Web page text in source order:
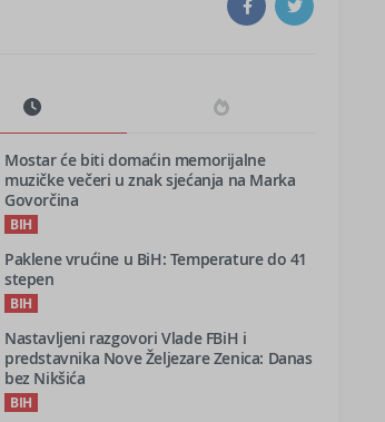
Mostar će biti domaćin memorijalne
muzičke večeri u znak sjećanja na Marka
Govorčina
BIH
Paklene vrućine u BiH: Temperature do 41
stepen
BIH
Nastavljeni razgovori Vlade FBiH i
predstavnika Nove Željezare Zenica: Danas
bez Nikšića
BIH